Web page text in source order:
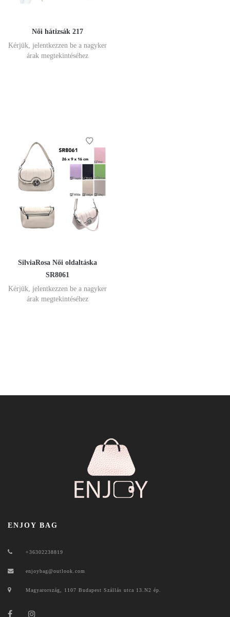
Női hátizsák 217
Kérjük, jelentkezzen be a nagyker
árak megtekintéséhez
SilviaRosa Női oldaltáska
SR8061
Kérjük, jelentkezzen be a nagyker
árak megtekintéséhez
ENJOY BAG
+36302238819
enjoybag@outlook.com
Magyarország, 1107 Budapest Szállás utca 13.N2 ép.